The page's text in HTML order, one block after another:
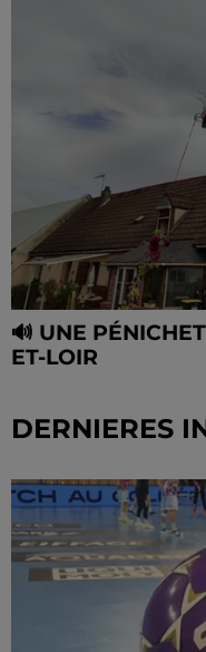
🔊 UNE
ET-LOIR
DERNIERES